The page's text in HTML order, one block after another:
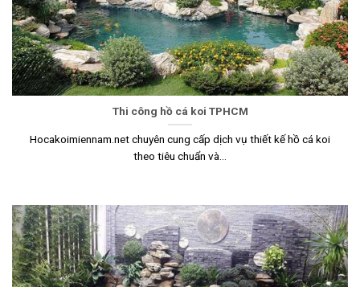
Thi công hồ cá koi TPHCM
Hocakoimiennam.net chuyên cung cấp dịch vụ thiết kế hồ cá koi
theo tiêu chuẩn và...